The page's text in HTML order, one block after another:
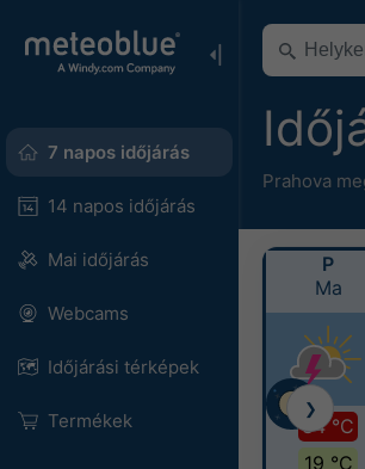
7 napos időjárás
14 napos időjárás
Mai időjárás
Webcams
Időjárási térképek
Termékek
Prahova
P
Ma
34 °C
19 °C
❯